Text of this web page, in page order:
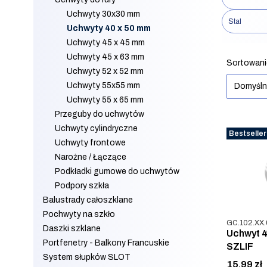
Uchwyty 30x30 mm
Uchwyty 40 x 50 mm
Uchwyty 45 x 45 mm
Uchwyty 45 x 63 mm
Uchwyty 52 x 52 mm
Uchwyty 55x55 mm
Uchwyty 55 x 65 mm
Przeguby do uchwytów
Uchwyty cylindryczne
Uchwyty frontowe
Narożne / Łączące
Podkładki gumowe do uchwytów
Podpory szkła
Balustrady całoszklane
Pochwyty na szkło
Daszki szklane
Portfenetry - Balkony Francuskie
System słupków SLOT
Stal
Lista
Bestseller
Kod
Uchwyt
SZLIF
Cena
15,99 zł